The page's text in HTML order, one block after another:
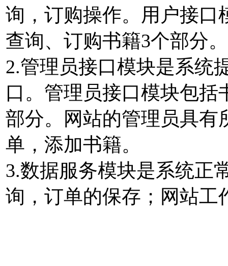
询，订购操作。用户接口
查询、订购书籍3个部分。
2.管理员接口模块是系统
口。管理员接口模块包
部分。网站的管理员具有
单，添加书籍。
3.数据服务模块是系统正
询，订单的保存；网站工